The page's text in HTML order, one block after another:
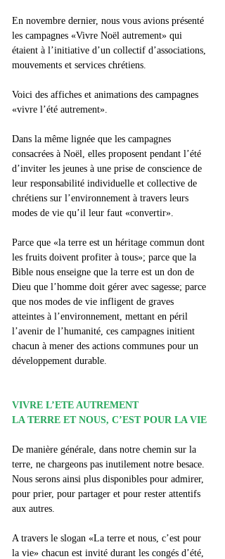
En novembre dernier, nous vous avions présenté
les campagnes «Vivre Noël autrement» qui
étaient à l’initiative d’un collectif d’associations,
mouvements et services chrétiens.
Voici des affiches et animations des campagnes
«vivre l’été autrement».
Dans la même lignée que les campagnes
consacrées à Noël, elles proposent pendant l’été
d’inviter les jeunes à une prise de conscience de
leur responsabilité individuelle et collective de
chrétiens sur l’environnement à travers leurs
modes de vie qu’il leur faut «convertir».
Parce que «la terre est un héritage commun dont
les fruits doivent profiter à tous»; parce que la
Bible nous enseigne que la terre est un don de
Dieu que l’homme doit gérer avec sagesse; parce
que nos modes de vie infligent de graves
atteintes à l’environnement, mettant en péril
l’avenir de l’humanité, ces campagnes initient
chacun à mener des actions communes pour un
développement durable.
VIVRE L’ETE AUTREMENT
LA TERRE ET NOUS, C’EST POUR LA VIE
De manière générale, dans notre chemin sur la
terre, ne chargeons pas inutilement notre besace.
Nous serons ainsi plus disponibles pour admirer,
pour prier, pour partager et pour rester attentifs
aux autres.
A travers le slogan «La terre et nous, c’est pour
la vie» chacun est invité durant les congés d’été,